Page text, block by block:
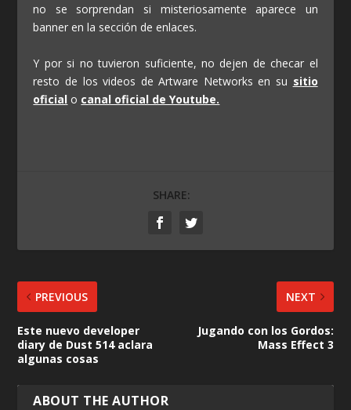
no se sorprendan si misteriosamente aparece un
banner en la sección de enlaces.
Y por si no tuvieron suficiente, no dejen de checar el
resto de los videos de Artware Networks en su sitio
oficial o canal oficial de Youtube.
SHARE:
PREVIOUS
Este nuevo developer
diary de Dust 514 aclara
algunas cosas
NEXT
Jugando con los Gordos:
Mass Effect 3
ABOUT THE AUTHOR